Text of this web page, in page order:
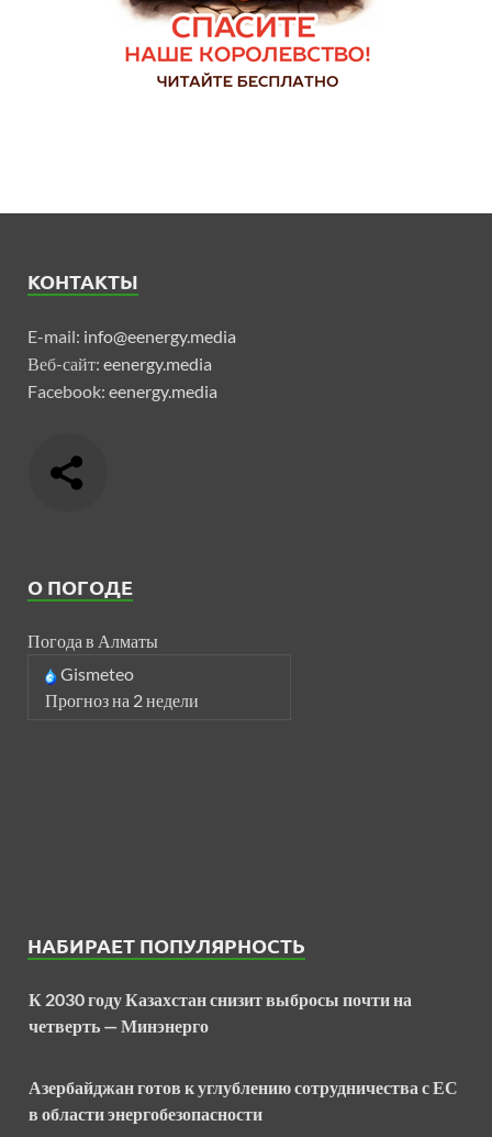
КОНТАКТЫ
E-mail: info@eenergy.media
Веб-сайт: eenergy.media
Facebook: eenergy.media
О ПОГОДЕ
Погода в Алматы
Gismeteo
Прогноз на 2 недели
НАБИРАЕТ ПОПУЛЯРНОСТЬ
К 2030 году Казахстан снизит выбросы почти на
четверть — Минэнерго
Азербайджан готов к углублению сотрудничества с ЕС
в области энергобезопасности